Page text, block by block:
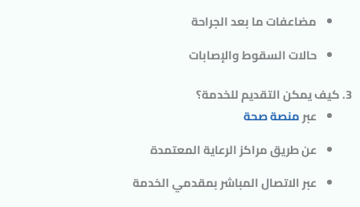
مضاعفات ما بعد الجراحة
حالات السقوط والإصابات
3. كيف يمكن التقديم للخدمة؟
عبرمنصة صحة
عن طريق مراكز الرعاية المعتمدة
عبر الاتصال المباشر بمقدمي الخدمة